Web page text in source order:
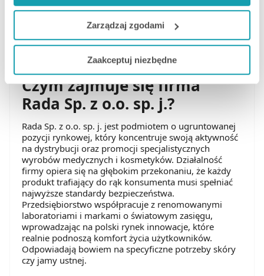
korzystasz z naszej witryny będą również przekazywane
do naszych Partnerów marketingowych i analitycznych.
Jeżeli chcesz dostosować swoją zgodę i wybrać tylko
niektóre dodatkowe funkcje, z którymi wiąże się
zbieranie danych o Twojej aktywności dokonaj
preferowanych przez Ciebie wyborów i kliknij „
zgodami ”.
Możesz również kliknąć „ Zaakceptuj niezbędne
”, co
będzie oznaczało, że nie wyrażasz zgody na
pozyskiwanie od Ciebie danych, które nie są niezbędne
dla funkcjonowania Strony. Będzie się to jednak wiązało
z brakiem dostępu do wszystkich funkcjonalności
Strony.
Zarządzaj zgodami
Zaakceptuj niezbędne
ZOBACZ WSZYSTKIE PRODUKTY
Czym zajmuje się firma
Rada Sp. z o.o. sp. j.?
Rada Sp. z o.o. sp. j. jest podmiotem o ugruntowanej
pozycji rynkowej, który koncentruje swoją aktywność
na dystrybucji oraz promocji specjalistycznych
wyrobów medycznych i kosmetyków. Działalność
firmy opiera się na głębokim przekonaniu, że każdy
produkt trafiający do rąk konsumenta musi spełniać
najwyższe standardy bezpieczeństwa.
Przedsiębiorstwo współpracuje z renomowanymi
laboratoriami i markami o światowym zasięgu,
wprowadzając na polski rynek innowacje, które
realnie podnoszą komfort życia użytkowników.
Odpowiadają bowiem na specyficzne potrzeby skóry
czy jamy ustnej.